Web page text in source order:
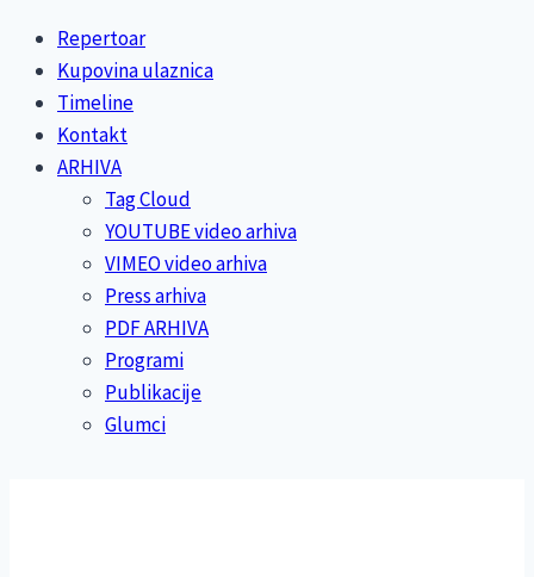
Repertoar
Kupovina ulaznica
Timeline
Kontakt
ARHIVA
Tag Cloud
YOUTUBE video arhiva
VIMEO video arhiva
Press arhiva
PDF ARHIVA
Programi
Publikacije
Glumci